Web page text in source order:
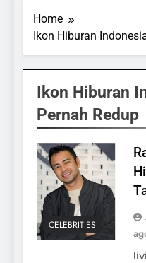
Home
Ikon Hiburan
Ikon Hiburan
Pernah Redup
CELEBRITIES